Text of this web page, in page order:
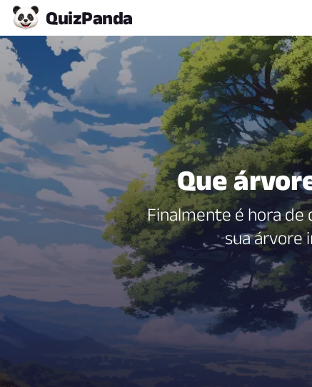
QuizPanda
Que
Finalmente é hora de
sua árvore